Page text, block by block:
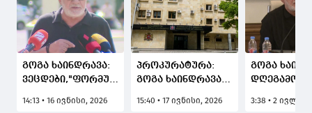
გოგა ხაინდრავა:
ვეცდები,"ფორმულას"
საჩივარმა
14:13 • 16 ივნისი, 2026
პროკურატურა:
გოგა ხაინდრავას
დანაშაულის
15:40 • 17 ივნისი, 2026
გოგა
ჩინეთს და
3:38 • 2